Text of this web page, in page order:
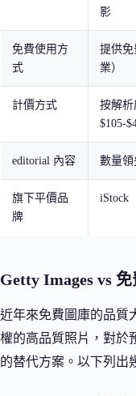
影
免費使用方
式
提供
業）
計價方式
按解
$105-
editorial 內容 數量
旗下平價品
牌
iStock
Getty Images vs
近年來免費圖庫的品質
權的高品質照片，對於
的替代方案。以下列出